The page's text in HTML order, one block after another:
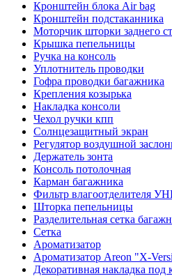
Кронштейн блока Air bag
Кронштейн подстаканника
Моторчик шторки заднего
Крышка пепельницы
Ручка на консоль
Уплотнитель проводки
Гофра проводки багажника
Крепления козырька
Накладка консоли
Чехол ручки кпп
Солнцезащитный экран
Регулятор воздушной
Держатель зонта
Консоль потолочная
Карман багажника
Фильтр
Шторка пепельницы
Разделительная сетка
Сетка
Ароматизатор
Ароматизатор Areon "X-
Декоративная накладка под